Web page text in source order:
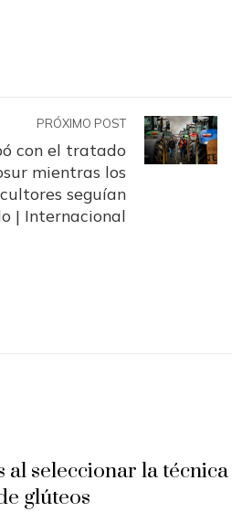
PRÓXIMO POST
con el tratado
mientras los
seguían
| Internacional
seleccionar la técnica
glúteos